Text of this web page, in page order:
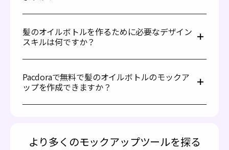
もよく売れている髪のオイルボトルのタイプを検討してく
ださい。
とができます。鋭いラインや拡大縮小が必要なデザイン
（例：ロゴやアイコン、テキストベースのグラフィック）
に最適です。さらに、PacdoraはJPGおよびPNG形式もサ
ンにはJPGが適しています。
髪のオイルボトルを作るために必要なデザイン
スキルは何ですか？
ズする場合、デザインの専門知識は必要ありません。当ツ
ールは初心者に優しく、誰でもブラウザからモックアップ
コレクションにアクセスすることができます。さらに、ユ
Pacdoraで無料で髪のオイルボトルのモックア
ップを作成できますか？
ションについては、ぜひ
料金ページをご覧ください。
より多くのモックアップツールを探る